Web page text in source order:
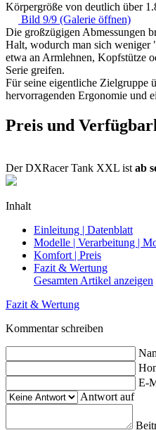
Körpergröße von deutlich über
Bild 9/9 (Galerie öffnen)
Die großzügigen Abmessungen
Halt, wodurch man sich weniger
etwa an Armlehnen, Kopfstütze
Serie greifen.
Für seine eigentliche Zielgruppe
hervorragenden Ergonomie und
Preis und
Der DXRacer Tank XXL ist ab
Inhalt
Einleitung | Datenblatt
Modelle | Verarbeitung |
Komfort | Preis
Fazit & Wertung
Gesamten Artikel anzeigen
Fazit & Wertung
Kommentar schreiben
E-
Antwort auf